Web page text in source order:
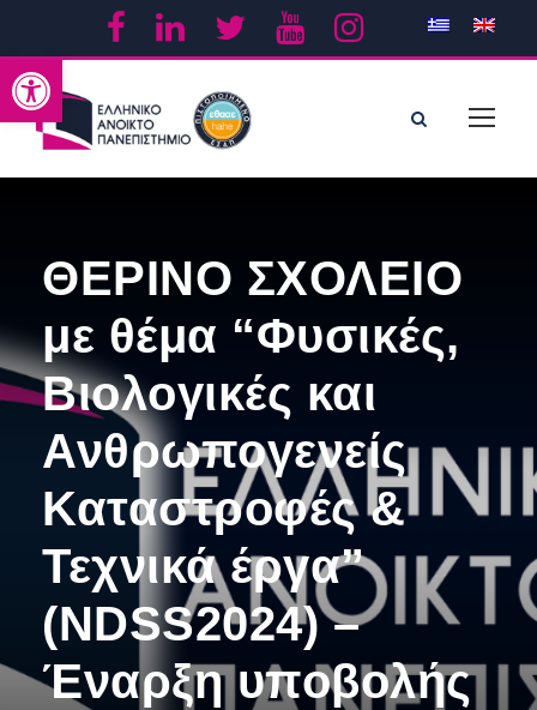
Ανοίξτε τη γραμμή εργαλείων
ΘΕΡΙΝΟ ΣΧΟΛΕΙΟ
με θέμα “Φυσικές,
Βιολογικές και
Ανθρωπογενείς
Καταστροφές &
Τεχνικά έργα”
(NDSS2024) –
Έναρξη υποβολής